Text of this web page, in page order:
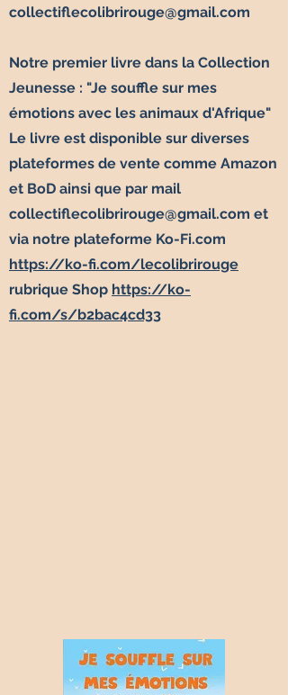
collectiflecolibrirouge@gmail.com
Notre premier livre dans la Collection
Jeunesse : "Je souffle sur mes
émotions avec les animaux d'Afrique" ​
Le livre est disponible sur diverses
plateformes de vente comme Amazon
et BoD ainsi que par mail
collectiflecolibrirouge@gmail.com et
via notre plateforme Ko-Fi.com
https://ko-fi.com/lecolibrirouge
rubrique Shop https://ko-
fi.com/s/b2bac4cd33